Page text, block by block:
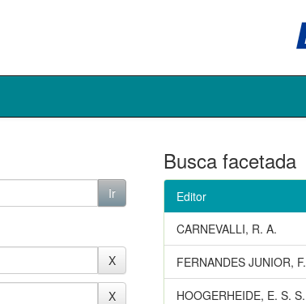
Busca facetada
Editor
CARNEVALLI, R. A.
FERNANDES JUNIOR, F.
HOOGERHEIDE, E. S. S.